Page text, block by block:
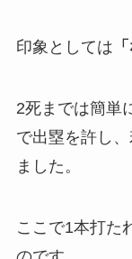
印象としては
2死までは簡単
で出塁を許し
ました。
ここで1本打た